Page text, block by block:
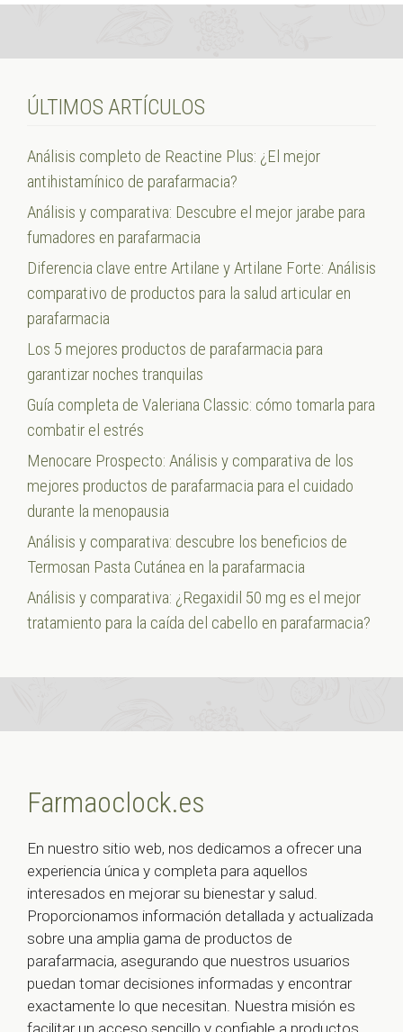
ÚLTIMOS ARTÍCULOS
Análisis completo de Reactine Plus: ¿El mejor
antihistamínico de parafarmacia?
Análisis y comparativa: Descubre el mejor jarabe para
fumadores en parafarmacia
Diferencia clave entre Artilane y Artilane Forte: Análisis
comparativo de productos para la salud articular en
parafarmacia
Los 5 mejores productos de parafarmacia para
garantizar noches tranquilas
Guía completa de Valeriana Classic: cómo tomarla para
combatir el estrés
Menocare Prospecto: Análisis y comparativa de los
mejores productos de parafarmacia para el cuidado
durante la menopausia
Análisis y comparativa: descubre los beneficios de
Termosan Pasta Cutánea en la parafarmacia
Análisis y comparativa: ¿Regaxidil 50 mg es el mejor
tratamiento para la caída del cabello en parafarmacia?
Farmaoclock.es
En nuestro sitio web, nos dedicamos a ofrecer una
experiencia única y completa para aquellos
interesados en mejorar su bienestar y salud.
Proporcionamos información detallada y actualizada
sobre una amplia gama de productos de
parafarmacia, asegurando que nuestros usuarios
puedan tomar decisiones informadas y encontrar
exactamente lo que necesitan. Nuestra misión es
facilitar un acceso sencillo y confiable a productos